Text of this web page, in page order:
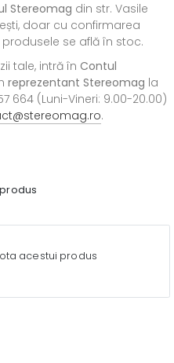
Stereomag din str. Vasile
doar cu confirmarea
se află în stoc.
tale, intră în Contul
reprezentant Stereomag la
664 (Luni-Vineri: 9.00-20.00)
.
acestui produs